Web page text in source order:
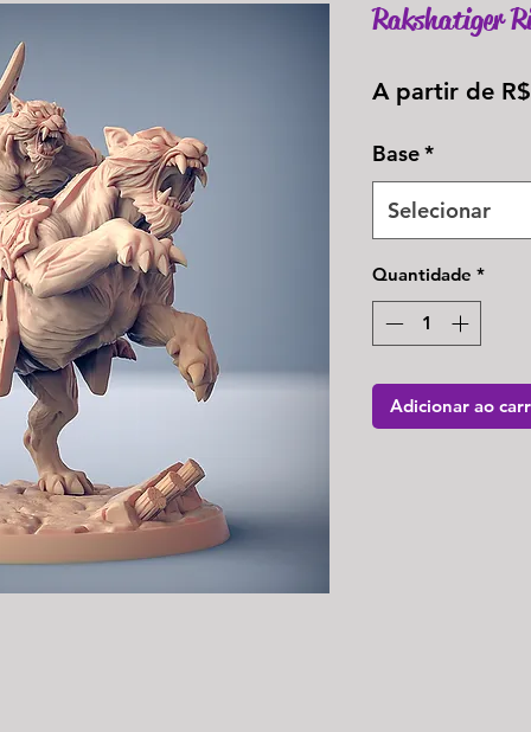
Rakshatiger
A partir de
Base*
Selecionar
Quantidade *
Adicionar ao